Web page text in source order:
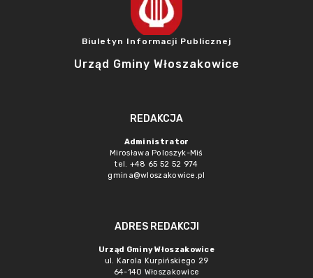
Biuletyn Informacji Publicznej
Urząd Gminy Włoszakowice
REDAKCJA
Administrator
Mirosława Poloszyk-Miś
tel. +48 65 52 52 974
gmina@wloszakowice.pl
ADRES REDAKCJI
Urząd Gminy Włoszakowice
ul. Karola Kurpińskiego 29
64-140 Włoszakowice